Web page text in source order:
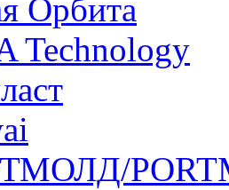
Орбита